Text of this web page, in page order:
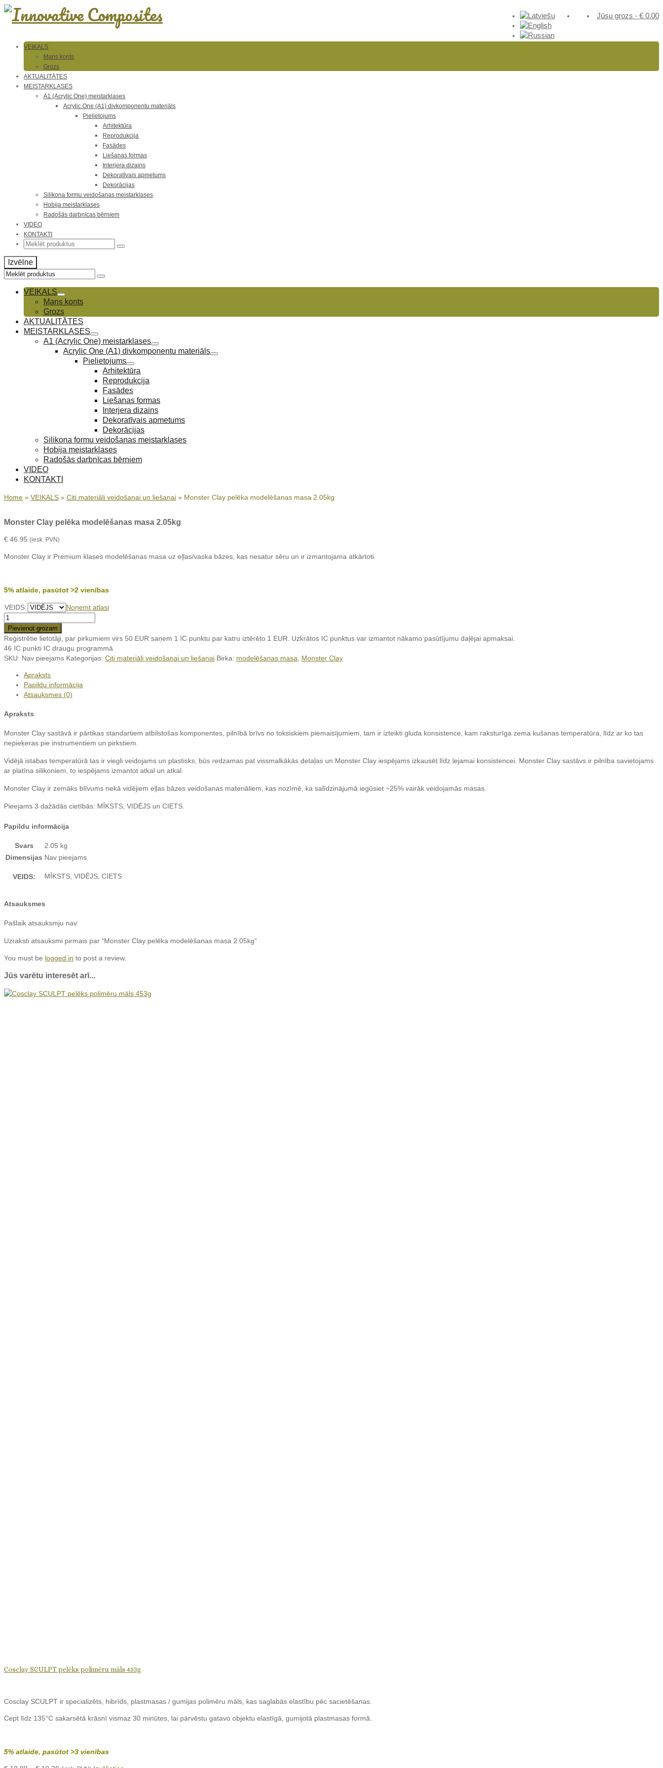
Jūsu grozs - € 0.00
VEIKALS
Mans konts
Grozs
AKTUALITĀTES
MEISTARKLASES
A1 (Acrylic One) meistarklases
Acrylic One (A1) divkomponentu materiāls
Pielietojums
Arhitektūra
Reprodukcija
Fasādes
Liešanas formas
Interjera dizains
Dekoratīvais apmetums
Dekorācijas
Silikona formu veidošanas meistarklases
Hobija meistarklases
Radošās darbnīcas bērniem
VIDEO
KONTAKTI
Search
Izvēlne
Search
VEIKALS
Mans konts
Grozs
AKTUALITĀTES
MEISTARKLASES
A1 (Acrylic One) meistarklases
Acrylic One (A1) divkomponentu materiāls
Pielietojums
Arhitektūra
Reprodukcija
Fasādes
Liešanas formas
Interjera dizains
Dekoratīvais apmetums
Dekorācijas
Silikona formu veidošanas meistarklases
Hobija meistarklases
Radošās darbnīcas bērniem
VIDEO
KONTAKTI
Home » VEIKALS » Citi materiāli veidošanai un liešanai » Monster Clay pelēka modelēšanas masa 2.05kg
Monster Clay pelēka modelēšanas masa 2.05kg
€ 46.95 (iesk. PVN)
Monster Clay ir Premium klases modelēšanas masa uz eļļas/vaska bāzes, kas nesatur sēru un ir izmantojama atkārtoti.
5% atlaide, pasūtot >2 vienības
VEIDS:
Noņemt atlasi
Monster
Clay
pelēka
modelēšanas
masa
daudzums
Pievienot grozam
Reģistrētie lietotāji, par pirkumiem virs 50 EUR saņem 1 IC punktu par katru iztērēto 1 EUR. Uzkrātos IC punktus var izmantot nākamo pasūtījumu daļējai apmaksai.
46 IC punkti IC draugu programmā
SKU: Nav pieejams Kategorijas: Citi materiāli veidošanai un liešanai Birka: modelēšanas masa Monster Clay
Apraksts
Papildu informācija
Atsauksmes (0)
Apraksts
Monster Clay sastāvā ir pārtikas standartiem atbilstošas komponentes, pilnībā brīvs no toksiskiem piemaisījumiem, tam ir izteikti gluda konsistence, kam raksturīga zema kušanas temperatūra, līdz ar ko tas
nepieķeras pie instrumentiem un pirkstiem.
Vidējā istabas temperatūrā tas ir viegli veidojams un plastisks, būs redzamas pat vissmalkākās detaļas un Monster Clay iespējams izkausēt līdz lejamai konsistencei. Monster Clay sastāvs ir pilnība savietojams
ar platīna silikoniem, to iespējams izmantot atkal un atkal.
Monster Clay ir zemāks blīvums nekā vidējiem eļļas bāzes veidošanas materiāliem, kas nozīmē, ka salīdzinājumā iegūsiet ~25% vairāk veidojamās masas.
Pieejams 3 dažādās cietībās: MĪKSTS, VIDĒJS un CIETS.
Papildu informācija
Svars
2.05 kg
Dimensijas Nav pieejams
VEIDS: MĪKSTS, VIDĒJS, CIETS
Atsauksmes
Pašlaik atsauksmju nav.
Uzraksti atsauksmi pirmais par “Monster Clay pelēka modelēšanas masa 2.05kg”
You must be logged in to post a review.
Jūs varētu interesēt arī...
Cosclay SCULPT pelēks polimēru māls 453g
Cosclay SCULPT ir specializēts, hibrīds, plastmasas / gumijas polimēru māls, kas saglabās elastību pēc sacietēšanas.
Cept līdz 135°C sakarsētā krāsnī vismaz 30 minūtes, lai pārvēstu gatavo objektu elastīgā, gumijotā plastmasas formā.
5% atlaide, pasūtot >3 vienības